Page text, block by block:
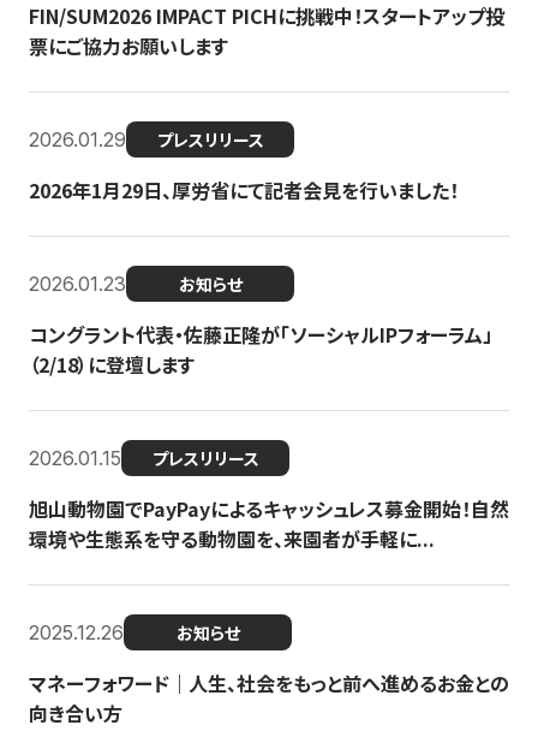
FIN/SUM2026 IMPACT PICHに挑戦中！スタートアップ投
票にご協力お願いします
2026.01.29 プレスリリース
2026年1月29日、厚労省にて記者会見を行いました！
2026.01.23 お知らせ
コングラント代表・佐藤正隆が「ソーシャルIPフォーラム」
（2/18）に登壇します
2026.01.15 プレスリリース
旭山動物園でPayPayによるキャッシュレス募金開始！自然
環境や生態系を守る動物園を、来園者が手軽に...
2025.12.26 お知らせ
マネーフォワード｜人生、社会をもっと前へ進めるお金との
向き合い方